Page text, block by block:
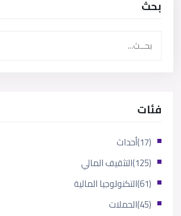
بحث
فئات
أحداث
(17)
التثقيف المالي
(125)
التكنولوجيا المالية
(61)
الحملات
(45)